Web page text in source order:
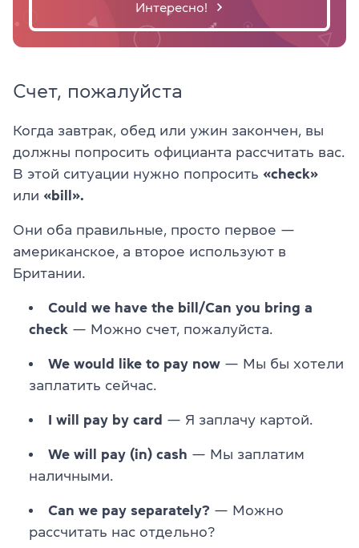
Интересно!
Счет, пожалуйста
Когда завтрак, обед или ужин закончен, вы
должны попросить официанта рассчитать вас.
В этой ситуации нужно попросить «check»
или «bill».
Они оба правильные, просто первое —
американское, а второе используют в
Британии.
Could we have the bill/Can you bring a
check — Можно счет, пожалуйста.
We would like to pay now — Мы бы хотели
заплатить сейчас.
I will pay by card — Я заплачу картой.
We will pay (in) cash — Мы заплатим
наличными.
Can we pay separately? — Можно
рассчитать нас отдельно?